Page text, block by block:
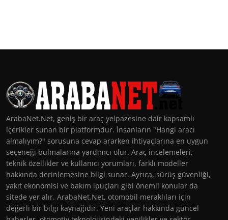
ArabaNet.Net, geniş bir araç yelpazesine dair kapsamlı
içerikler sunan bir platformdur. İnsanların "Hangi aracı
almalıyım?" sorusuna cevap ararken ihtiyaçlarına en uygun
seçeneği bulmalarına yardımcı olur. Araç incelemeleri,
teknik özellikler ve kullanıcı yorumları, farklı modeller
hakkında derinlemesine bilgi sunar. Ayrıca, sürüş güvenliği,
yakıt ekonomisi ve bakım ipuçları gibi önemli konular da
sitede yer alır. ArabaNet.Net, otomobil meraklıları için
değerli bir bilgi kaynağıdır. Yeni araçlar hakkında güncel